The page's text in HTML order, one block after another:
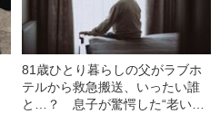
81歳ひとり暮らしの父がラブホ
テルから救急搬送、いったい誰
と…？ 息子が驚愕した“老いた